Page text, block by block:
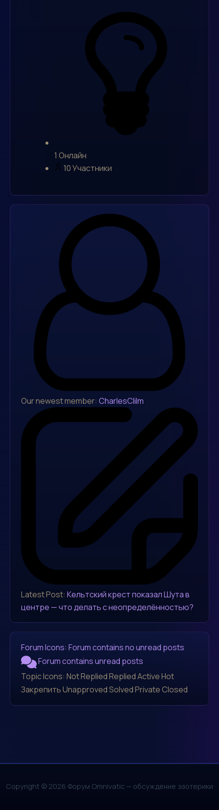
1 Онлайн
10Участники
Our newest member: CharlesClilm
Latest Post: Кельтский крест показал Шута в
центре — что делать с неопределённостью?
Forum Icons: Forum contains no unread posts
Forum contains unread posts
Topic Icons: Not RepliedRepliedActiveHot
ЗакрепитьUnapprovedSolvedPrivateClosed
Copyright © 2026 Форум Omnivatic — обсуждение эзотерики